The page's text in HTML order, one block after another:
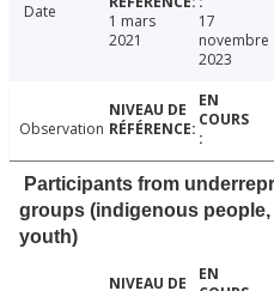
Date
1 mars
2021
17
novembre
2023
Observation
Participants from
groups (indigenous
youth)